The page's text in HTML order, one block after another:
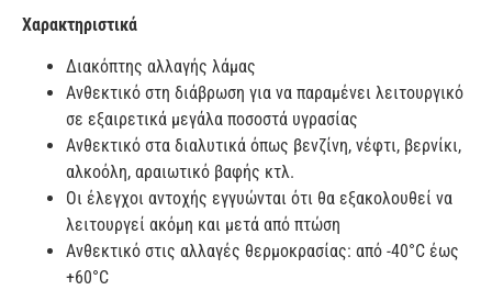
Χαρακτηριστικά
Διακόπτης αλλαγής λάμας
Ανθεκτικό στη διάβρωση για να παραμένει λειτουργικό
σε εξαιρετικά μεγάλα ποσοστά υγρασίας
Ανθεκτικό στα διαλυτικά όπως βενζίνη, νέφτι, βερνίκι,
αλκοόλη, αραιωτικό βαφής κτλ.
Οι έλεγχοι αντοχής εγγυώνται ότι θα εξακολουθεί να
λειτουργεί ακόμη και μετά από πτώση
Ανθεκτικό στις αλλαγές θερμοκρασίας: από -40°C έως
+60°C